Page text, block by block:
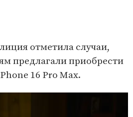
отметила случаи,
предлагали приобрести
16 Pro Max.